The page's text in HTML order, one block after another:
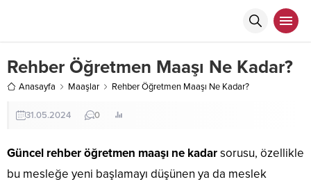
Rehber Öğretmen Maaşı Ne Kadar?
Anasayfa Maaşlar Rehber Öğretmen Maaşı Ne Kadar?
31.05.2024 0
Güncel rehber öğretmen maaşı ne kadarsorusu, özellikle
bu mesleğe yeni başlamayı düşünen ya da meslek